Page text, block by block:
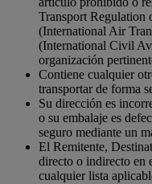
Transport Regulation
(International Air
(International Civil
organización
Contiene cualquier
transportar de forma
Su dirección es
o su embalaje es
seguro mediante un
El Remitente,
directo o indirecto en
cualquier lista